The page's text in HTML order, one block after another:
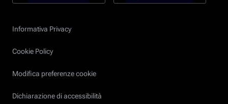
Informativa Privacy
Cookie Policy
Modifica preferenze cookie
Dichiarazione di accessibilità